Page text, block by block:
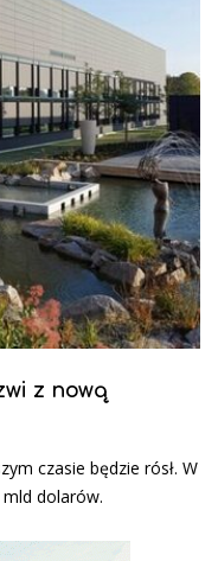
z nową
czasie będzie rósł. W
dolarów.